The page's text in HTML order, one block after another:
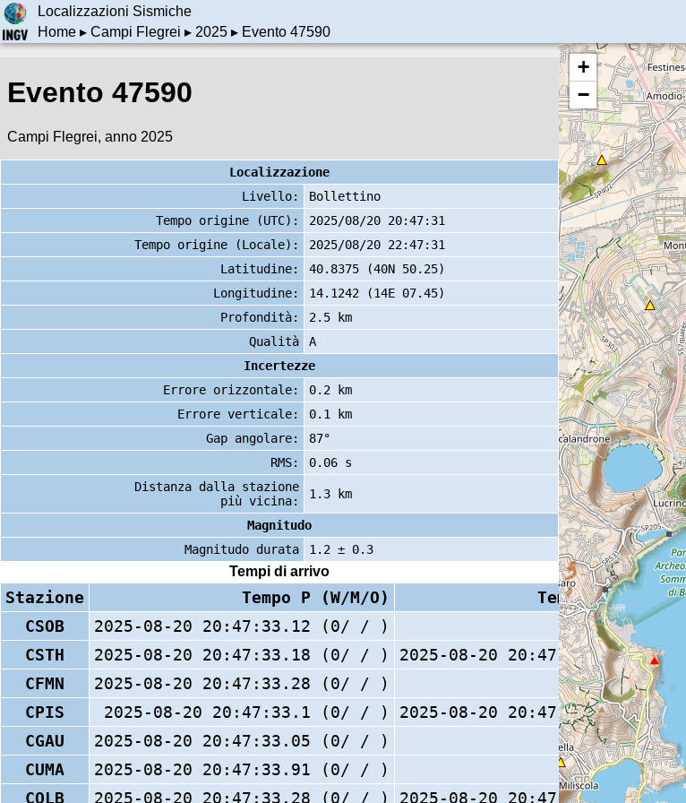
Localizzazioni Sismiche
Home▸ Campi Flegrei ▸ 2025▸ Evento 47590
Evento 47590
Campi Flegrei, anno 2025
Localizzazione
Livello:
Bollettino
Tempo origine (UTC):
2025/08/20 20:47:31
Tempo origine (Locale):
2025/08/20 22:47:31
Latitudine:
40.8375 (40N 50.25)
Longitudine:
14.1242 (14E 07.45)
Profondità:
2.5 km
Qualità
A
Incertezze
Errore orizzontale:
0.2 km
Errore verticale:
0.1 km
Gap angolare:
87°
RMS:
0.06 s
Distanza dalla stazione
più vicina:
1.3 km
Magnitudo
Magnitudo durata
1.2 ± 0.3
Tempi di arrivo
Stazione Tempo P (W/M/O) Tempo S (W/M/O)
CSOB
2025-08-20 20:47:33.12 (0/ / )
CSTH
2025-08-20 20:47:33.18 (0/ / ) 2025-08-20 20:47:34.2 (0/ / )
CFMN
2025-08-20 20:47:33.28 (0/ / )
CPIS
2025-08-20 20:47:33.1 (0/ / )
2025-08-20 20:47:34.1 (0/ / )
CGAU
2025-08-20 20:47:33.05 (0/ / )
CUMA
2025-08-20 20:47:33.91 (0/ / )
COLB
2025-08-20 20:47:33.28 (0/ / ) 2025-08-20 20:47:34.4 (0/ / )
+
−